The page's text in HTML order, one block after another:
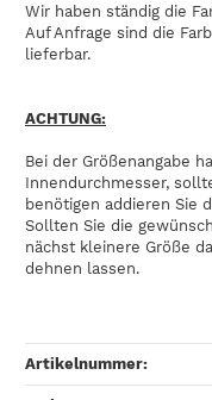
Wir haben ständig die
Auf Anfrage sind die
lieferbar.
ACHTUNG:
Bei der Größenangabe
Innendurchmesser,
benötigen addieren Sie
Sollten Sie die
nächst kleinere Größe
dehnen lassen.
Artikelnummer: